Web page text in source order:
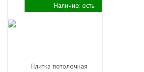
Наличие: есть